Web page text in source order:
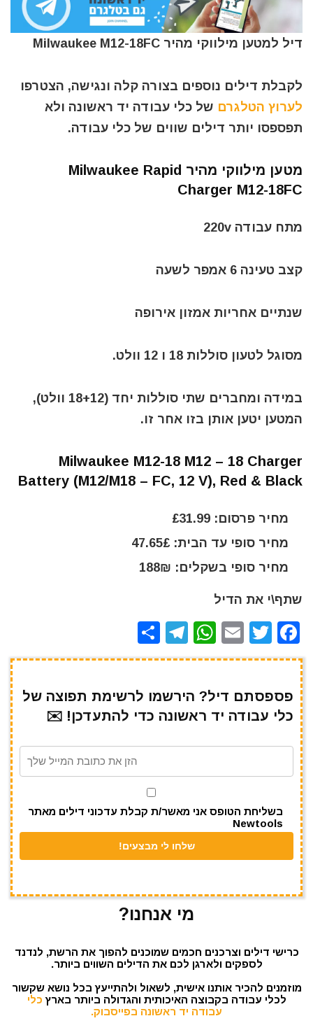
דיל למטען מילווקי מהיר Milwaukee M12-18FC
לקבלת דילים נוספים בצורה קלה ונגישה, הצטרפו
לערוץ הטלגרם של כלי עבודה יד ראשונה ולא
תפספסו יותר דילים שווים של כלי עבודה.
מטען מילווקי מהיר Milwaukee Rapid
Charger M12-18FC
מתח עבודה 220v
קצב טעינה 6 אמפר לשעה
שנתיים אחריות אמזון אירופה
מסוגל לטעון סוללות 18 ו 12 וולט.
במידה ומחברים שתי סוללות יחד (18+12 וולט),
המטען יטען אותן בזו אחר זו.
Milwaukee M12-18 M12 – 18 Charger
Battery (M12/M18 – FC, 12 V), Red & Black
מחיר פרסום: £31.99
מחיר סופי עד הבית: 47.65£
מחיר סופי בשקלים: 188₪
שתף\י את הדיל
F
a
e
b
o
T
w
te
r
E
m
l
W
h
s
A
p
T
el
gr
a
m
h
e
פספסתם דיל? הירשמו לרשימת תפוצה של
כלי עבודה יד ראשונה כדי להתעדכן! ✉️
בשליחת הטופס אני מאשר/ת קבלת עדכוני דילים מאתר
Newtools
מי אנחנו?
כרישי דילים וצרכנים חכמים שמוכנים להפוך את הרשת, לנדנד
לספקים ולארגן לכם את הדילים השווים ביותר.
מוזמנים להכיר אותנו אישית, לשאול ולהתייעץ בכל נושא שקשור
לכלי עבודה בקבוצה האיכותית והגדולה ביותר בארץ כלי
עבודה יד ראשונה בפייסבוק.